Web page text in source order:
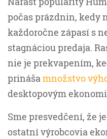
počas prázdnin, kedy
každoročne zápasí s
stagnáciou predaja.
nie je prekvapením,
prinášamnožstvo
desktopovým
Sme presvedčení, že
ostatní výrobcovia